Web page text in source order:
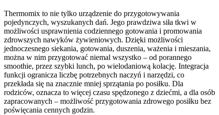
Thermomix to nie tylko urządzenie do przygotowywania
pojedynczych, wyszukanych dań. Jego prawdziwa siła tkwi w
możliwości usprawnienia codziennego gotowania i promowania
zdrowszych nawyków żywieniowych. Dzięki możliwości
jednoczesnego siekania, gotowania, duszenia, ważenia i mieszania,
można w nim przygotować niemal wszystko – od porannego
smoothie, przez szybki lunch, po wielodaniową kolację. Integracja
funkcji ogranicza liczbę potrzebnych naczyń i narzędzi, co
przekłada się na znacznie mniej sprzątania po posiłku. Dla
rodziców, oznacza to więcej czasu spędzonego z dziećmi, a dla osób
zapracowanych – możliwość przygotowania zdrowego posiłku bez
poświęcania cennych godzin.